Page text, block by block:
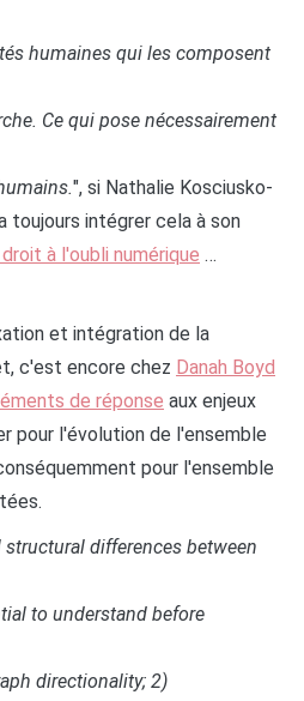
humaines qui les composent
Ce qui pose nécessairement
", si Nathalie Kosciusko-
toujours intégrer cela à son
à l'oubli numérique …
et intégration de la
c'est encore chez Danah Boyd
de réponse aux enjeux
pour l'évolution de l'ensemble
pour l'ensemble
differences between
to understand before
directionality; 2)